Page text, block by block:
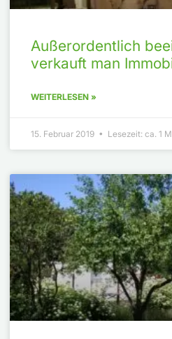
Außerordentlich
verkauft man
WEITERLESEN »
15. Februar 2019 • Lesezeit: ca. 1